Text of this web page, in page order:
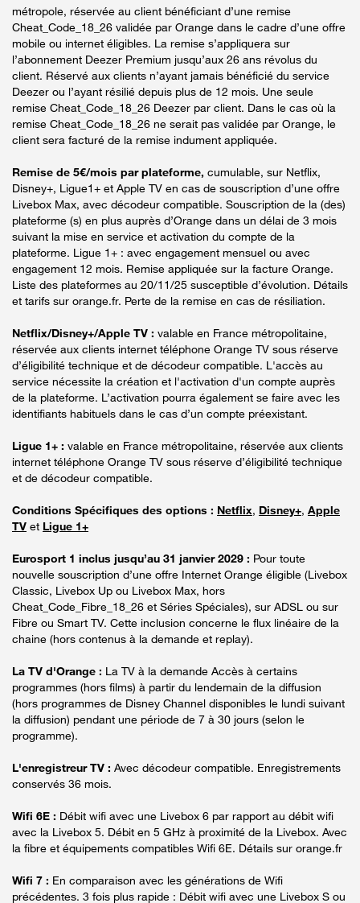
métropole, réservée au client bénéficiant d’une remise
Cheat_Code_18_26 validée par Orange dans le cadre d’une offre
mobile ou internet éligibles. La remise s’appliquera sur
l’abonnement Deezer Premium jusqu’aux 26 ans révolus du
client. Réservé aux clients n’ayant jamais bénéficié du service
Deezer ou l’ayant résilié depuis plus de 12 mois. Une seule
remise Cheat_Code_18_26 Deezer par client. Dans le cas où la
remise Cheat_Code_18_26 ne serait pas validée par Orange, le
client sera facturé de la remise indument appliquée.
Remise de 5€/mois par plateforme, cumulable, sur Netflix,
Disney+, Ligue1+ et Apple TV en cas de souscription d’une offre
Livebox Max, avec décodeur compatible. Souscription de la (des)
plateforme (s) en plus auprès d’Orange dans un délai de 3 mois
suivant la mise en service et activation du compte de la
plateforme. Ligue 1+ : avec engagement mensuel ou avec
engagement 12 mois. Remise appliquée sur la facture Orange.
Liste des plateformes au 20/11/25 susceptible d’évolution. Détails
et tarifs sur orange.fr. Perte de la remise en cas de résiliation.
Netflix/Disney+/Apple TV : valable en France métropolitaine,
réservée aux clients internet téléphone Orange TV sous réserve
d’éligibilité technique et de décodeur compatible. L'accès au
service nécessite la création et l'activation d'un compte auprès
de la plateforme. L’activation pourra également se faire avec les
identifiants habituels dans le cas d’un compte préexistant.
Ligue 1+ : valable en France métropolitaine, réservée aux clients
internet téléphone Orange TV sous réserve d’éligibilité technique
et de décodeur compatible.
Conditions Spécifiques des options : Netflix, Disney+, Apple
TV et Ligue 1+
Eurosport 1 inclus jusqu’au 31 janvier 2029 : Pour toute
nouvelle souscription d’une offre Internet Orange éligible (Livebox
Classic, Livebox Up ou Livebox Max, hors
Cheat_Code_Fibre_18_26 et Séries Spéciales), sur ADSL ou sur
Fibre ou Smart TV. Cette inclusion concerne le flux linéaire de la
chaine (hors contenus à la demande et replay).
La TV d'Orange : La TV à la demande Accès à certains
programmes (hors films) à partir du lendemain de la diffusion
(hors programmes de Disney Channel disponibles le lundi suivant
la diffusion) pendant une période de 7 à 30 jours (selon le
programme).
L'enregistreur TV : Avec décodeur compatible. Enregistrements
conservés 36 mois.
Wifi 6E : Débit wifi avec une Livebox 6 par rapport au débit wifi
avec la Livebox 5. Débit en 5 GHz à proximité de la Livebox. Avec
la fibre et équipements compatibles Wifi 6E. Détails sur orange.fr
Wifi 7 : En comparaison avec les générations de Wifi
précédentes. 3 fois plus rapide : Débit wifi avec une Livebox S ou